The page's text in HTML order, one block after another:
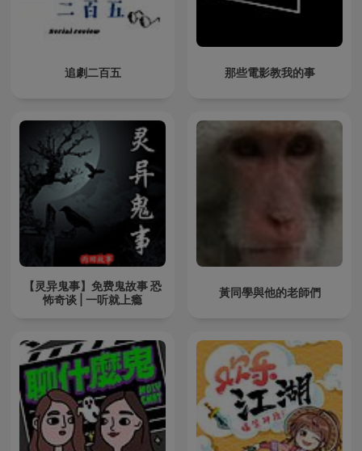
追劇二百五 那些電影教我的事
【灵异鬼事】免费鬼故事 恐
怖奇谈 | 一听就上瘾
黃同學與他的老師們